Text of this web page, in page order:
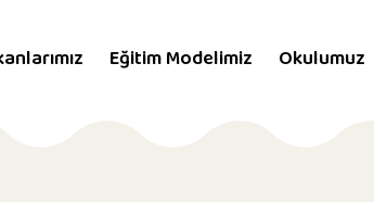
Eğitim Modelimiz Okulumuz